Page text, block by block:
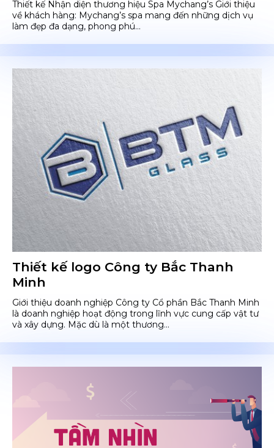
Thiết kế Nhận diện thương hiệu Spa Mychang’s Giới thiệu
về khách hàng: Mychang’s spa mang đến những dịch vụ
làm đẹp đa dạng, phong phú...
Thiết kế logo Công ty Bắc Thanh
Minh
Giới thiệu doanh nghiệp Công ty Cổ phần Bắc Thanh Minh
là doanh nghiệp hoạt động trong lĩnh vực cung cấp vật tư
và xây dựng. Mặc dù là một thương...